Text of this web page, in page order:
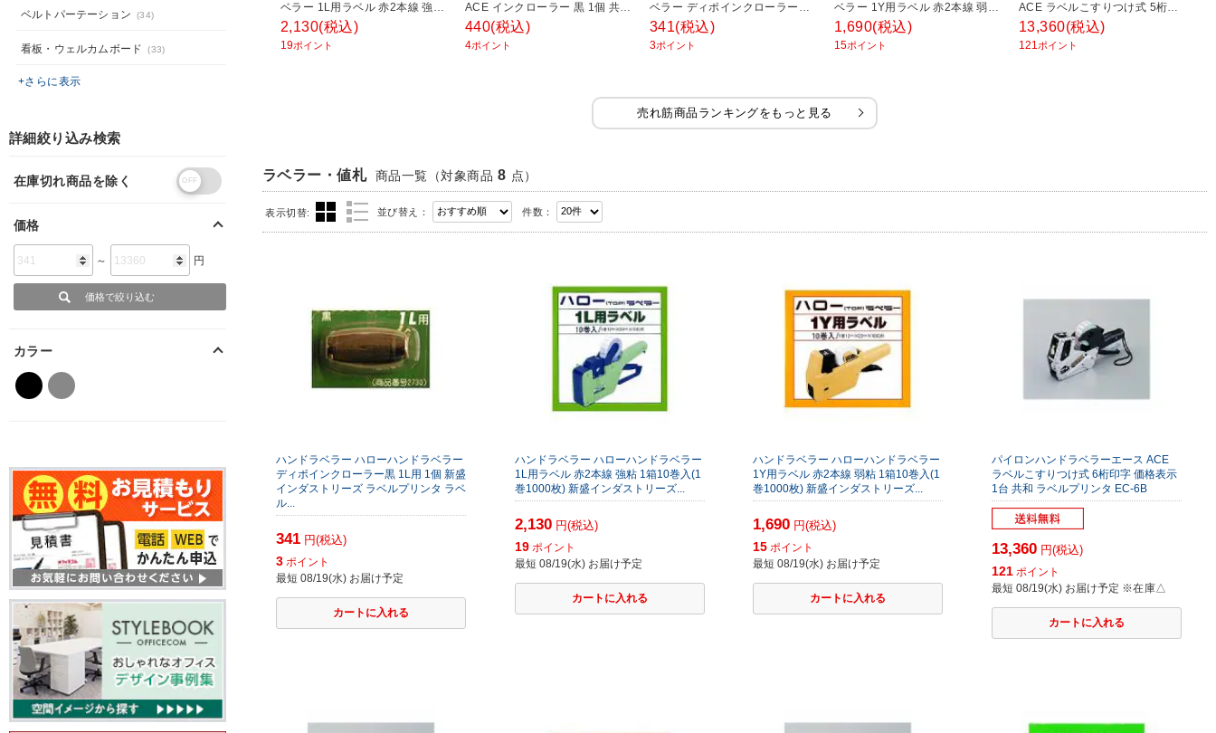
ベラー 1L用ラベル 赤2本線 強粘
1箱10巻入(1巻1000枚) 新盛イン
ダストリーズ ラベルシール EC-
1LUDH
2,130(税込)
19ポイント
ACE インクローラー 黒 1個 共和
ラベルプリンタ ラベルシール
EC-KAK-111
440(税込)
4ポイント
ベラー ディポインクローラー黒
1Y用 1個 新盛インダストリーズ
ラベルプリンタ ラベルシール
EC-1234
341(税込)
3ポイント
ベラー 1Y用ラベル 赤2本線 弱粘
1箱10巻入(1巻1000枚) 新盛イン
ダストリーズ ラベルシール EC-
1YUDH
1,690(税込)
15ポイント
ACE ラベルこすりつけ式 5桁印
字 価格表示 1台 共和 ラベルプリ
ンタ EC-5Y
13,360(税込)
121ポイント
売れ筋商品ランキングをもっと見る
ラベラー・値札 商品一覧 （対象商品 8 点）
並び替え： 件数：
表示切替:
ハンドラベラー ハローハンドラベラー
ディポインクローラー黒 1L用 1個 新盛
インダストリーズ ラベルプリンタ ラベ
ル...
341 円(税込)
3 ポイント
最短 08/19(水) お届け予定
ハンドラベラー ハローハンドラベラー
1L用ラベル 赤2本線 強粘 1箱10巻入(1
巻1000枚) 新盛インダストリーズ...
2,130円(税込)
19 ポイント
最短 08/19(水) お届け予定
ハンドラベラー ハローハンドラベラー
1Y用ラベル 赤2本線 弱粘 1箱10巻入(1
巻1000枚) 新盛インダストリーズ...
1,690 円(税込)
15 ポイント
最短 08/19(水) お届け予定
パイロンハンドラベラーエース ACE
ラベルこすりつけ式 6桁印字 価格表示
1台 共和 ラベルプリンタ EC-6B
13,360円(税込)
121 ポイント
最短 08/19(水) お届け予定 ※在庫△
ベルトパーテーション (34)
看板・ウェルカムボード (33)
+さらに表示
詳細絞り込み検索
在庫切れ商品を除く
価格
～ 円
カラー